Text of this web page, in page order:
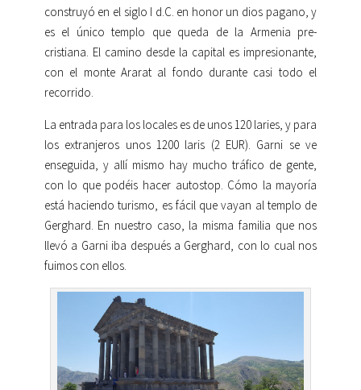
construyó en el siglo I d.C. en honor un dios pagano, y
es el único templo que queda de la Armenia pre-
cristiana. El camino desde la capital es impresionante,
con el monte Ararat al fondo durante casi todo el
recorrido.
La entrada para los locales es de unos 120 laries, y para
los extranjeros unos 1200 laris (2 EUR). Garni se ve
enseguida, y allí mismo hay mucho tráfico de gente,
con lo que podéis hacer autostop. Cómo la mayoría
está haciendo turismo, es fácil que vayan al templo de
Gerghard. En nuestro caso, la misma familia que nos
llevó a Garni iba después a Gerghard, con lo cual nos
fuimos con ellos.